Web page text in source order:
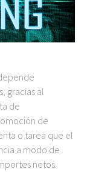
gracias al
de
de
o tarea que el
a modo de
netos.